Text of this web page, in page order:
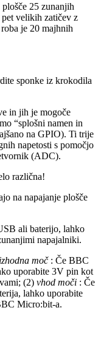
25 zunanjih
velikih zatičev z
je 20 majhnih
sponke iz krokodila
in jih je mogoče
“splošni namen in
na GPIO). Ti trije
napetosti s pomočjo
(ADC).
različna!
na napajanje plošče
ali baterijo, lahko
napajalniki.
izhodna moč: Če BBC
uporabite 3V pin kot
(2) vhod moči : Če
lahko uporabite
Micro:bit-a.